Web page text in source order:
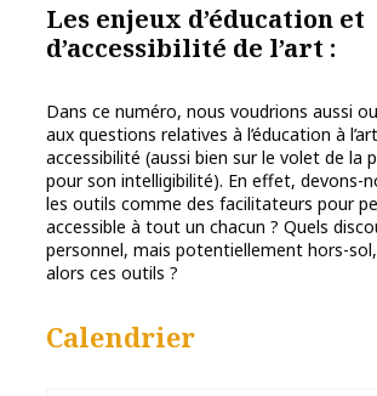
Les enjeux d’éducation et
d’accessibilité de l’art :
Dans ce numéro, nous voudrions aussi
aux questions relatives à l’éducation à
accessibilité (aussi bien sur le volet de la
pour son intelligibilité). En effet, devons-
les outils comme des facilitateurs pour
accessible à tout un chacun ? Quels
personnel, mais potentiellement hors-
alors ces outils ?
Calendrier